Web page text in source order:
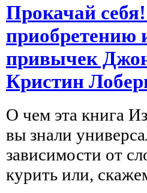
Прокачай
приобретению
привычек
Кристин
О чем эта книга
вы знали
зависимости от
курить или,